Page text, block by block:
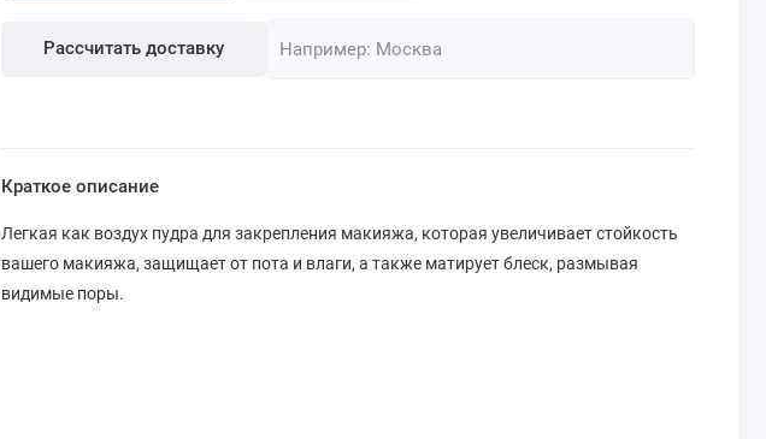
Рассчитать доставку
Краткое описание
Легкая как воздух пудра для закрепления макияжа, которая увеличивает стойкость
вашего макияжа, защищает от пота и влаги, а также матирует блеск, размывая
видимые поры.